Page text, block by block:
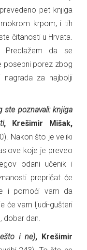
pet knjiga
krpom, i tih
čitanosti u Hrvata.
Predlažem da se
posebni porez zbog
nagrada za najbolji
ste poznavali: knjiga
, Krešimir Mišak,
Nakon što je veliki
koje je preveo
odani učenik i
prepričat će
i pomoći vam da
će vam ljudi-gušteri
dobar dan.
i ne), Krešimir